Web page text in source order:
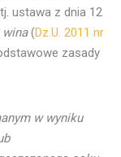
ustawa z dnia 12
(Dz.U. 2011 nr
zasady
w wyniku